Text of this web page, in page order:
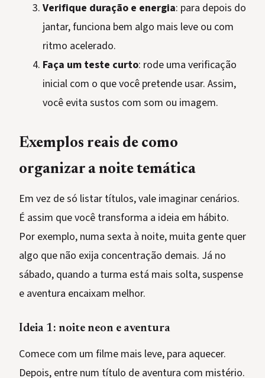
Verifique duração e energia: para depois do
jantar, funciona bem algo mais leve ou com
ritmo acelerado.
Faça um teste curto: rode uma verificação
inicial com o que você pretende usar. Assim,
você evita sustos com som ou imagem.
Exemplos reais de como
organizar a noite temática
Em vez de só listar títulos, vale imaginar cenários.
É assim que você transforma a ideia em hábito.
Por exemplo, numa sexta à noite, muita gente quer
algo que não exija concentração demais. Já no
sábado, quando a turma está mais solta, suspense
e aventura encaixam melhor.
Ideia 1: noite neon e aventura
Comece com um filme mais leve, para aquecer.
Depois, entre num título de aventura com mistério.